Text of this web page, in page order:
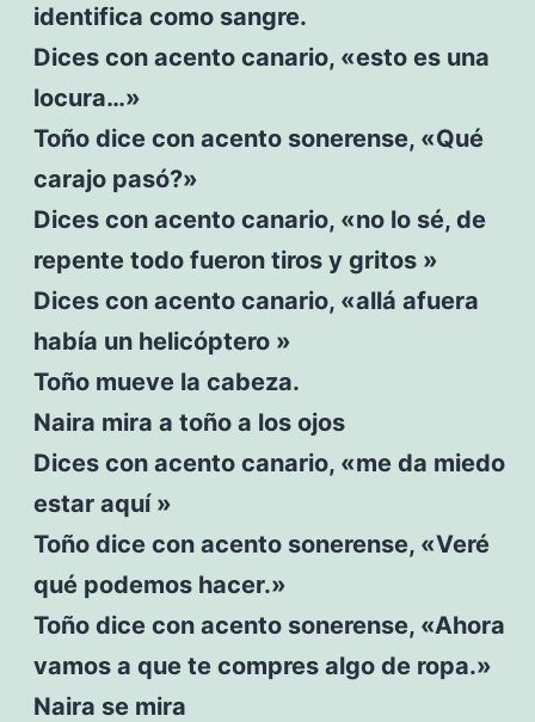
identifica como sangre.
Dices con acento canario, «esto es una
locura…»
Toño dice con acento sonerense, «Qué
carajo pasó?»
Dices con acento canario, «no lo sé, de
repente todo fueron tiros y gritos »
Dices con acento canario, «allá afuera
había un helicóptero »
Toño mueve la cabeza.
Naira mira a toño a los ojos
Dices con acento canario, «me da miedo
estar aquí »
Toño dice con acento sonerense, «Veré
qué podemos hacer.»
Toño dice con acento sonerense, «Ahora
vamos a que te compres algo de ropa.»
Naira se mira